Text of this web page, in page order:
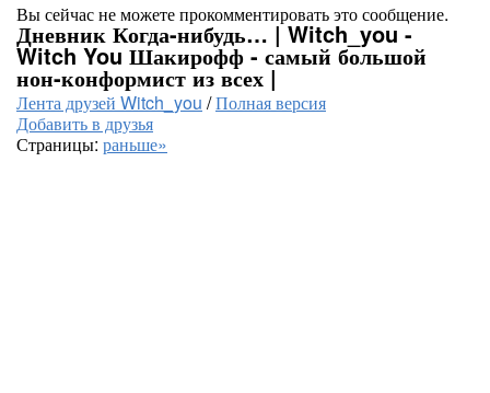
Вы сейчас не можете прокомментировать это сообщение.
Дневник Когда-нибудь… | Witch_you -
Witch You Шакирофф - самый большой
нон-конформист из всех |
Лента друзей Witch_you /Полная версия
Добавить в друзья
Страницы: раньше»